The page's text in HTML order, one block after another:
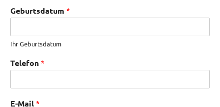
Geburtsdatum *
Ihr Geburtsdatum
Telefon *
E-Mail *